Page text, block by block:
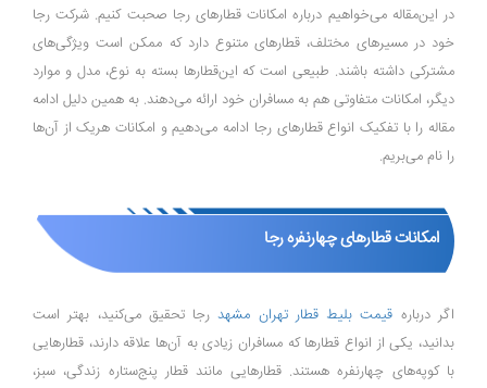
در این‌مقاله می‌خواهیم درباره امکانات قطار‌های رجا صحبت کنیم. شرکت رجا
خود در مسیر‌های مختلف، قطار‌های متنوع دارد که ممکن است ویژگی‌های
مشترکی داشته باشند. طبیعی است که این‌قطار‌ها بسته به نوع، مدل و موارد
دیگر، امکانات متفاوتی هم به مسافران خود ارائه می‌دهند. به همین دلیل ادامه
مقاله را با تفکیک انواع قطار‌های رجا ادامه می‌دهیم و امکانات هریک از آن‌ها
را نام می‌بریم.
امکانات قطار‌های چهارنفره رجا
اگر درباره قیمت بلیط قطار تهران مشهدرجا تحقیق می‌کنید، بهتر است
بدانید، یکی از انواع قطار‌ها که مسافران زیادی به آن‌ها علاقه دارند، قطار‌هایی
با کوپه‌‎های چهارنفره هستند. قطار‌هایی مانند قطار پنج‌ستاره زندگی، سبز،